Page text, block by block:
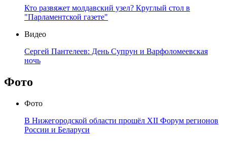
Кто развяжет молдавский узел? Круглый стол в
"Парламентской газете"
Видео
Сергей Пантелеев: День Супрун и Варфоломеевская
ночь
Фото
Фото
В Нижегородской области прошёл XII Форум регионов
России и Беларуси